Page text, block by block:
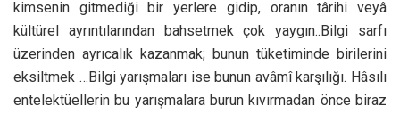
kimsenin gitmediği bir yerlere gidip, oranın târihi veyâ
kültürel ayrıntılarından bahsetmek çok yaygın..Bilgi sarfı
üzerinden ayrıcalık kazanmak; bunun tüketiminde birilerini
eksiltmek …Bilgi yarışmaları ise bunun avâmî karşılığı. Hâsılı
entelektüellerin bu yarışmalara burun kıvırmadan önce biraz